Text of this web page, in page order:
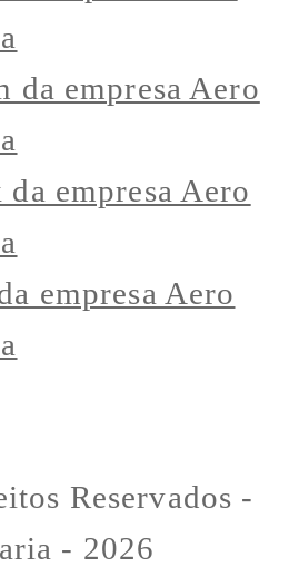
Reservados -
- 2026